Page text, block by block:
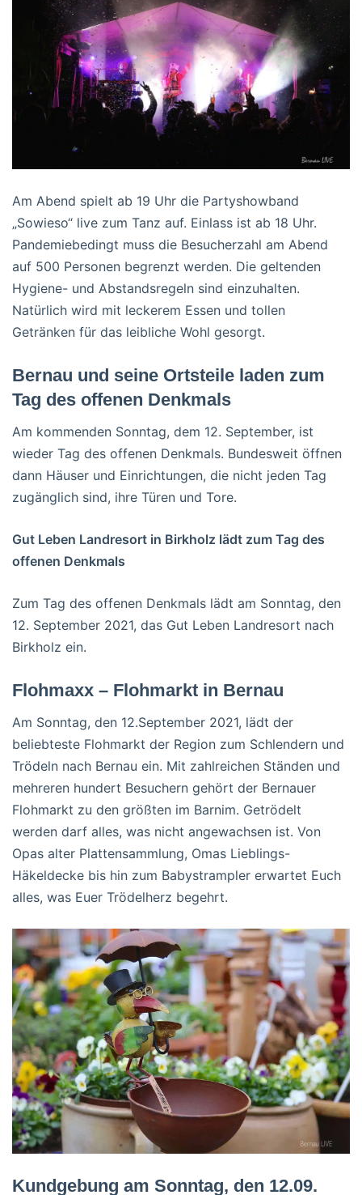
Am Abend spielt ab 19 Uhr die Partyshowband
„Sowieso“ live zum Tanz auf. Einlass ist ab 18 Uhr.
Pandemiebedingt muss die Besucherzahl am Abend
auf 500 Personen begrenzt werden. Die geltenden
Hygiene- und Abstandsregeln sind einzuhalten.
Natürlich wird mit leckerem Essen und tollen
Getränken für das leibliche Wohl gesorgt.
Bernau und seine Ortsteile laden zum
Tag des offenen Denkmals
Am kommenden Sonntag, dem 12. September, ist
wieder Tag des offenen Denkmals. Bundesweit öffnen
dann Häuser und Einrichtungen, die nicht jeden Tag
zugänglich sind, ihre Türen und Tore.
Gut Leben Landresort in Birkholz lädt zum Tag des
offenen Denkmals
Zum Tag des offenen Denkmals lädt am Sonntag, den
12. September 2021, das Gut Leben Landresort nach
Birkholz ein.
Flohmaxx – Flohmarkt in Bernau
Am Sonntag, den 12.September 2021, lädt der
beliebteste Flohmarkt der Region zum Schlendern und
Trödeln nach Bernau ein. Mit zahlreichen Ständen und
mehreren hundert Besuchern gehört der Bernauer
Flohmarkt zu den größten im Barnim. Getrödelt
werden darf alles, was nicht angewachsen ist. Von
Opas alter Plattensammlung, Omas Lieblings-
Häkeldecke bis hin zum Babystrampler erwartet Euch
alles, was Euer Trödelherz begehrt.
Kundgebung am Sonntag, den 12.09.